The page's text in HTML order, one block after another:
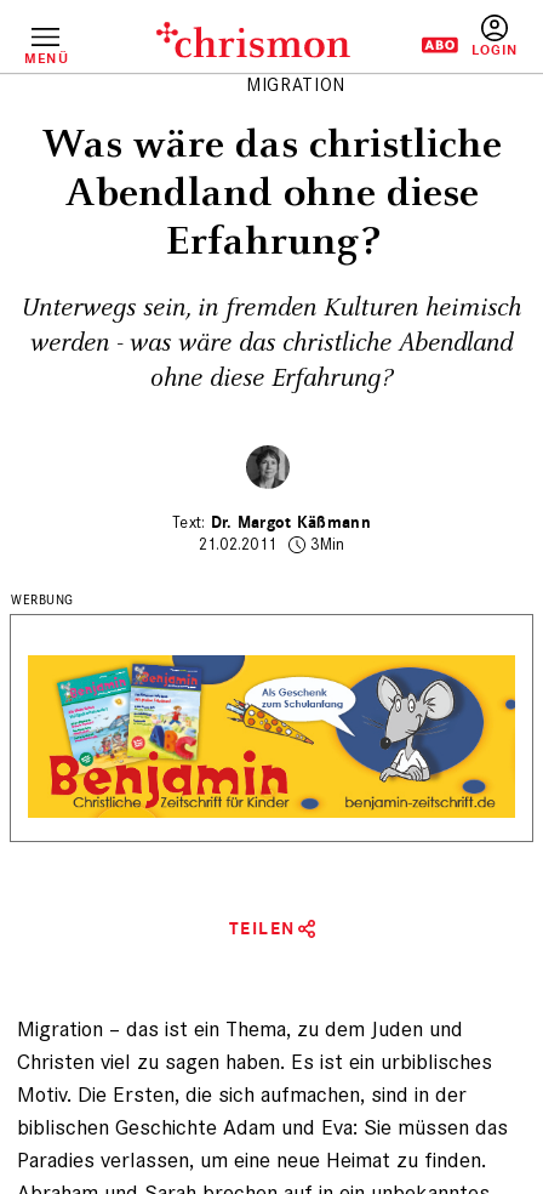
InhaltMENÜ
MIGRATION
Was wäre das christliche
Abendland ohne diese
Erfahrung?
Unterwegs sein, in fremden Kulturen heimisch
werden - was wäre das christliche Abendland
ohne diese Erfahrung?
Dr. Margot Käßmann
21.02.2011
3Min
TEILEN
Migration – das ist ein Thema, zu dem Juden und
Christen viel zu sagen haben. Es ist ein urbiblisches
Motiv. Die Ersten, die sich aufmachen, sind in der
biblischen Geschichte Adam und Eva: Sie müssen das
Paradies verlassen, um eine neue Heimat zu finden.